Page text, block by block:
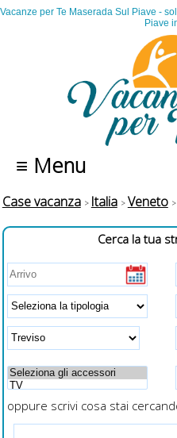
Vacanze per Te Maserada Sul Piave -
Piave
≡ Menu
Case vacanza Italia Veneto
Cerca la tua
oppure scrivi cosa stai